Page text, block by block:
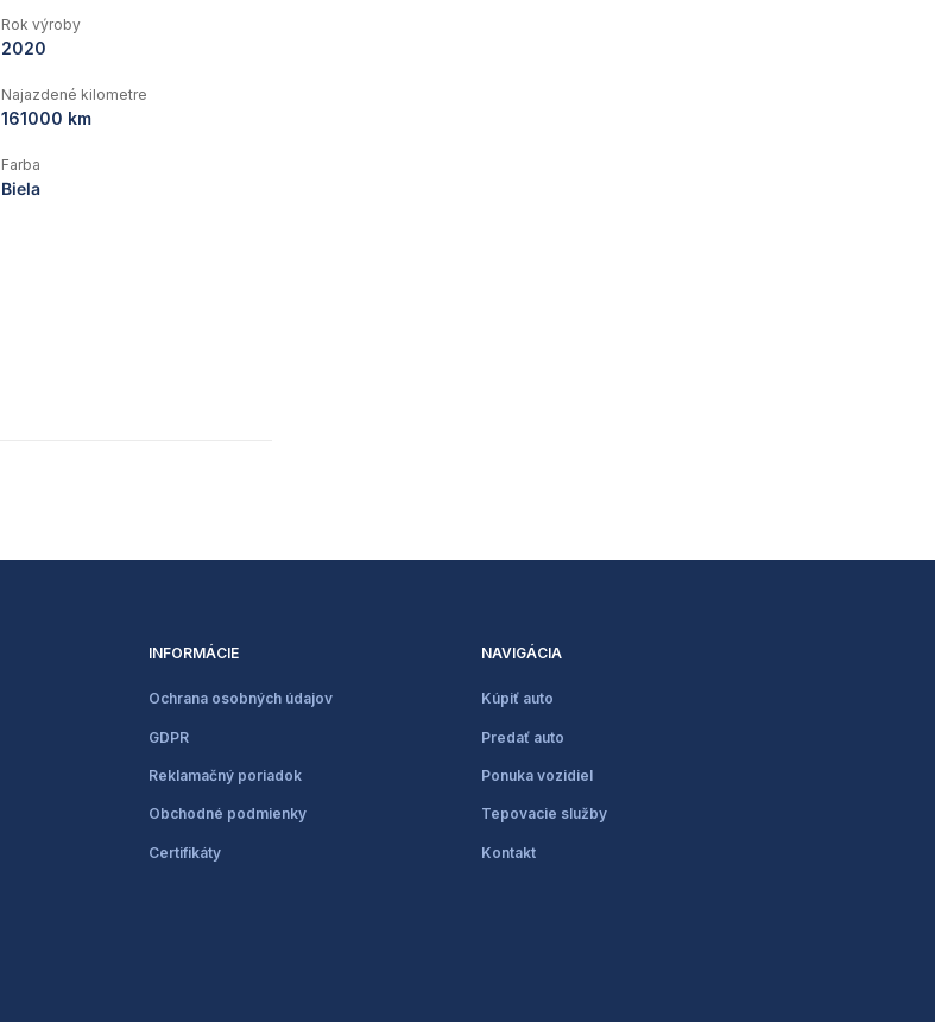
Rok výroby
2020
Najazdené kilometre
161000 km
Farba
Biela
INFORMÁCIE
Ochrana osobných údajov
GDPR
Reklamačný poriadok
Obchodné podmienky
Certifikáty
NAVIGÁCIA
Kúpiť auto
Predať auto
Ponuka vozidiel
Tepovacie služby
Kontakt